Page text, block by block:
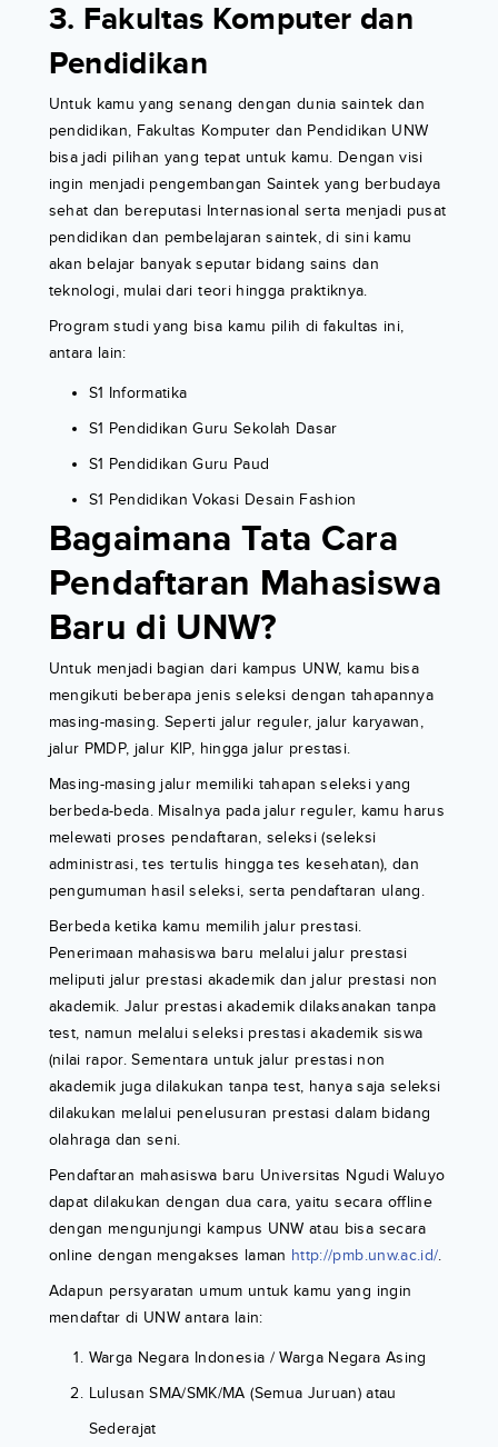
3. Fakultas Komputer dan
Pendidikan
Untuk kamu yang senang dengan dunia saintek dan
pendidikan, Fakultas Komputer dan Pendidikan UNW
bisa jadi pilihan yang tepat untuk kamu. Dengan visi
ingin menjadi pengembangan Saintek yang berbudaya
sehat dan bereputasi Internasional serta menjadi pusat
pendidikan dan pembelajaran saintek, di sini kamu
akan belajar banyak seputar bidang sains dan
teknologi, mulai dari teori hingga praktiknya.
Program studi yang bisa kamu pilih di fakultas ini,
antara lain:
S1 Informatika
S1 Pendidikan Guru Sekolah Dasar
S1 Pendidikan Guru Paud
S1 Pendidikan Vokasi Desain Fashion
Bagaimana Tata Cara
Pendaftaran Mahasiswa
Baru di UNW?
Untuk menjadi bagian dari kampus UNW, kamu bisa
mengikuti beberapa jenis seleksi dengan tahapannya
masing-masing. Seperti jalur reguler, jalur karyawan,
jalur PMDP, jalur KIP, hingga jalur prestasi.
Masing-masing jalur memiliki tahapan seleksi yang
berbeda-beda. Misalnya pada jalur reguler, kamu harus
melewati proses pendaftaran, seleksi (seleksi
administrasi, tes tertulis hingga tes kesehatan), dan
pengumuman hasil seleksi, serta pendaftaran ulang.
Berbeda ketika kamu memilih jalur prestasi.
Penerimaan mahasiswa baru melalui jalur prestasi
meliputi jalur prestasi akademik dan jalur prestasi non
akademik. Jalur prestasi akademik dilaksanakan tanpa
test, namun melalui seleksi prestasi akademik siswa
(nilai rapor. Sementara untuk jalur prestasi non
akademik juga dilakukan tanpa test, hanya saja seleksi
dilakukan melalui penelusuran prestasi dalam bidang
olahraga dan seni.
Pendaftaran mahasiswa baru Universitas Ngudi Waluyo
dapat dilakukan dengan dua cara, yaitu secara offline
dengan mengunjungi kampus UNW atau bisa secara
online dengan mengakses laman http://pmb.unw.ac.id/.
Adapun persyaratan umum untuk kamu yang ingin
mendaftar di UNW antara lain:
Warga Negara Indonesia / Warga Negara Asing
Lulusan SMA/SMK/MA (Semua Juruan) atau
Sederajat